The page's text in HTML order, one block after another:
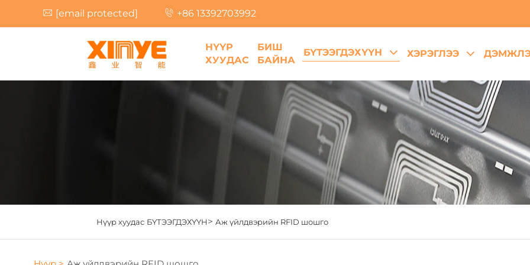
[email protected] +86 13392703992
НҮҮР
ХУУДАС
БИШ
БАЙНА
БҮТЭЭГДЭХҮҮН ХЭРЭГЛЭЭ
Нүүр хуудас БҮТЭЭГДЭХҮҮН> Аж үйлдвэрийн RFID шошго